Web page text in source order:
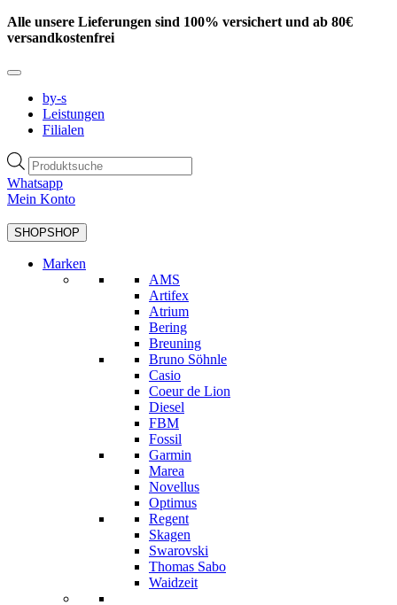
Zum
Inhalt
Alle unsere Lieferungen sind 100% versichert und ab 80€
versandkostenfrei
by-s
Leistungen
Filialen
Products
search
Whatsapp
Mein Konto
SHOPSHOP
Marken
AMS
Artifex
Atrium
Bering
Breuning
Bruno Söhnle
Casio
Coeur de Lion
Diesel
FBM
Fossil
Garmin
Marea
Novellus
Optimus
Regent
Skagen
Swarovski
Thomas Sabo
Waidzeit